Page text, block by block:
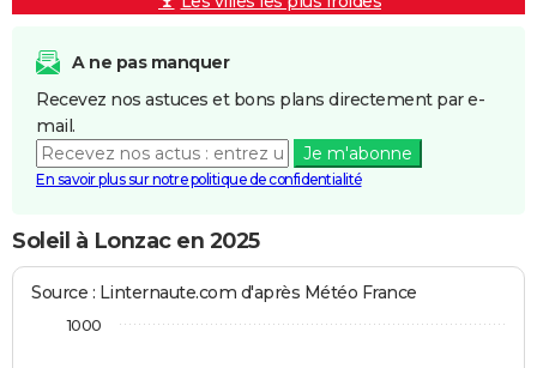
A ne pas manquer
Recevez nos astuces et bons plans directement par e-
mail.
Je m'abonne
En savoir plus sur notre politique de confidentialité
Soleil à Lonzac en 2025
Source : Linternaute.com d'après Météo France
1000